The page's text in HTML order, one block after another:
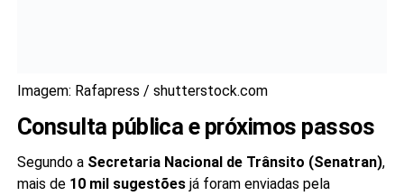
Imagem: Rafapress / shutterstock.com
Consulta pública e próximos passos
Segundo a Secretaria Nacional de Trânsito (Senatran),
mais de 10 mil sugestõesjá foram enviadas pela